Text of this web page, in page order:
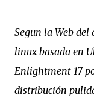
Segun la Web del
linux basada en
Enlightment 17
distribución